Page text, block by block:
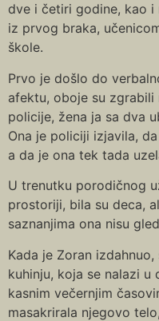
dve i četiri godine, kao
iz prvog braka,
škole.
Prvo je došlo do
afektu, oboje su zgrabili
policije, žena ja sa dva
Ona je policiji izjavila,
a da je ona tek tada
U trenutku porodičnog
prostoriji, bila su deca,
saznanjima ona nisu
Kada je Zoran
kuhinju, koja se nalazi u
kasnim večernjim
masakrirala njegovo